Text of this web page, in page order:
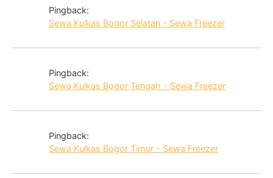
Pingback:
Sewa Kulkas Bogor Selatan - Sewa Freezer
Pingback:
Sewa Kulkas Bogor Tengah - Sewa Freezer
Pingback:
Sewa Kulkas Bogor Timur - Sewa Freezer